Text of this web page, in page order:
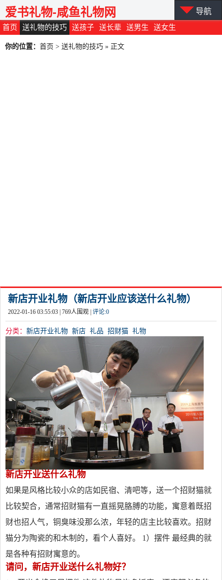
首页 送礼物的技巧 送孩子 送长辈 送男生 送女生
爱书礼物-咸鱼礼物网 导航
你的位置： 首页 > 送礼物的技巧 » 正文
新店开业礼物（新店开业应该送什么礼物）
2022-01-16 03:55:03 | 769人围观 | 评论:0
分类： 新店开业礼物 新店 礼品 招财猫 礼物
新店开业送什么礼物
如果是风格比较小众的店如民宿、清吧等，送一个招财猫就
比较契合，通常招财猫有一直摇晃胳膊的功能，寓意着既招
财也招人气，铜臭味没那么浓，年轻的店主比较喜欢。招财
猫分为陶瓷的和木制的，看个人喜好。 1）摆件 最经典的就
是各种有招财寓意的。
请问，新店开业送什么礼物好？